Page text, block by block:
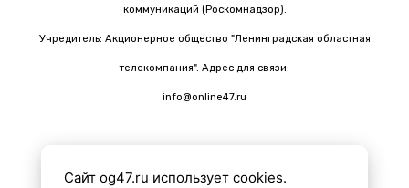
коммуникаций (Роскомнадзор).
Учредитель: Акционерное общество "Ленинградская областная
телекомпания". Адрес для связи:
info@online47.ru
Все материалы на сайте подготовлены с помощью ИИ
Сайт og47.ru использует cookies.